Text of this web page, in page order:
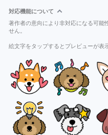
対応機能について
著作者の意向により非対応になる可能
せん。
絵文字をタップするとプレビューが表